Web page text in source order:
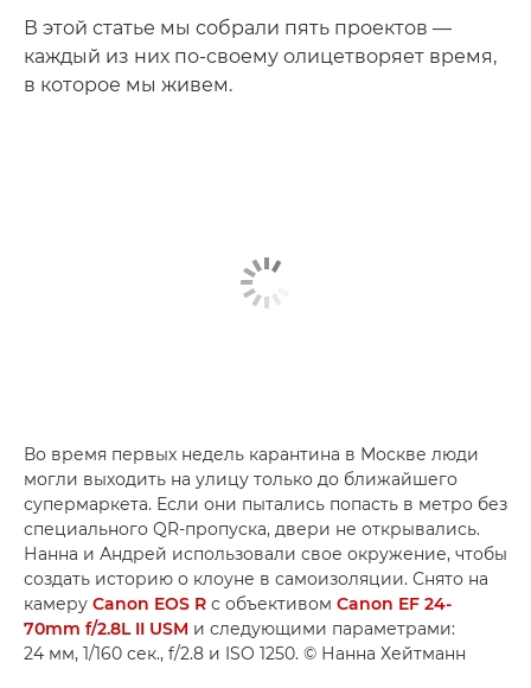
В этой статье мы собрали пять проектов —
каждый из них по-своему олицетворяет время,
в которое мы живем.
Во время первых недель карантина в Москве люди
могли выходить на улицу только до ближайшего
супермаркета. Если они пытались попасть в метро без
специального QR-пропуска, двери не открывались.
Нанна и Андрей использовали свое окружение, чтобы
создать историю о клоуне в самоизоляции. Снято на
камеру Canon EOS R с объективом Canon EF 24-
70mm f/2.8L II USM и следующими параметрами:
24 мм, 1/160 сек., f/2.8 и ISO 1250. © Нанна Хейтманн